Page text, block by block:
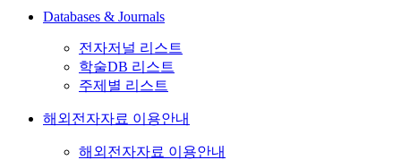
Databases & Journals
전자저널 리스트
학술DB 리스트
주제별 리스트
해외전자자료 이용안내
해외전자자료 이용안내